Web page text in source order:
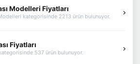
Modelleri Fiyatları
kategorisinde 2213 ürün bulunuyor.
Fiyatları
537 ürün bulunuyor.